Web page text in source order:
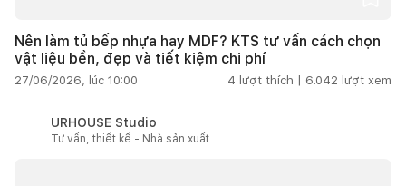
Nên làm tủ bếp nhựa hay MDF? KTS tư vấn cách chọn
vật liệu bền, đẹp và tiết kiệm chi phí
27/06/2026, lúc 10:00 4 lượt thích | 6.042 lượt xem
URHOUSE Studio
Tư vấn, thiết kế - Nhà sản xuất